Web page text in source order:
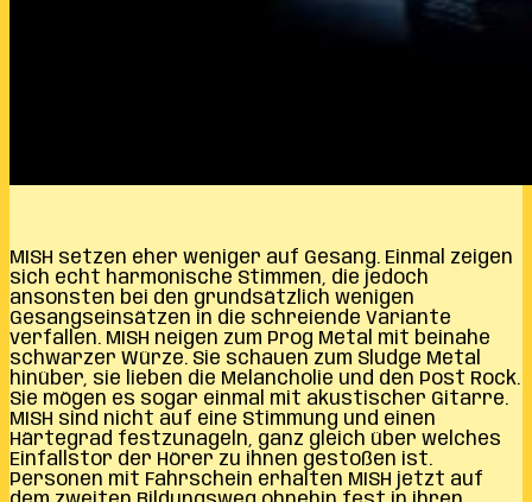
MISH setzen eher weniger auf Gesang. Einmal zeigen
sich echt harmonische Stimmen, die jedoch
ansonsten bei den grundsätzlich wenigen
Gesangseinsätzen in die schreiende Variante
verfallen. MISH neigen zum Prog Metal mit beinahe
schwarzer Würze. Sie schauen zum Sludge Metal
hinüber, sie lieben die Melancholie und den Post Rock.
Sie mögen es sogar einmal mit akustischer Gitarre.
MISH sind nicht auf eine Stimmung und einen
Härtegrad festzunageln, ganz gleich über welches
Einfallstor der Hörer zu ihnen gestoßen ist.
Personen mit Fahrschein erhalten MISH jetzt auf